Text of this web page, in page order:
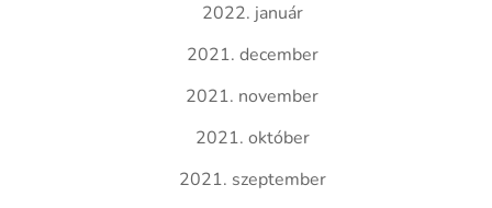
2022. január
2021. december
2021. november
2021. október
2021. szeptember